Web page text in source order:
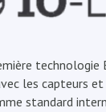
technologie
les capteurs
standard